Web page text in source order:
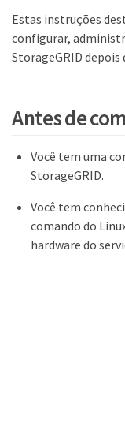
Estas instruções
configurar,
StorageGRID depois
Antes de
Você tem uma
StorageGRID.
Você tem
comando do
hardware do